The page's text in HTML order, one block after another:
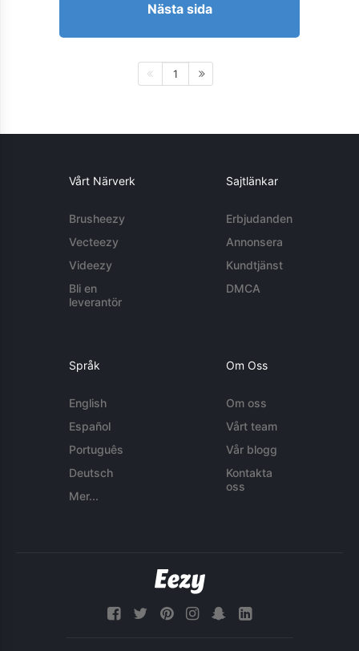
Nästa sida
1
Vårt Närverk
Brusheezy
Vecteezy
Videezy
Bli en
leverantör
Sajtlänkar
Erbjudanden
Annonsera
Kundtjänst
DMCA
Språk
English
Español
Português
Deutsch
Mer...
Om Oss
Om oss
Vårt team
Vår blogg
Kontakta
oss